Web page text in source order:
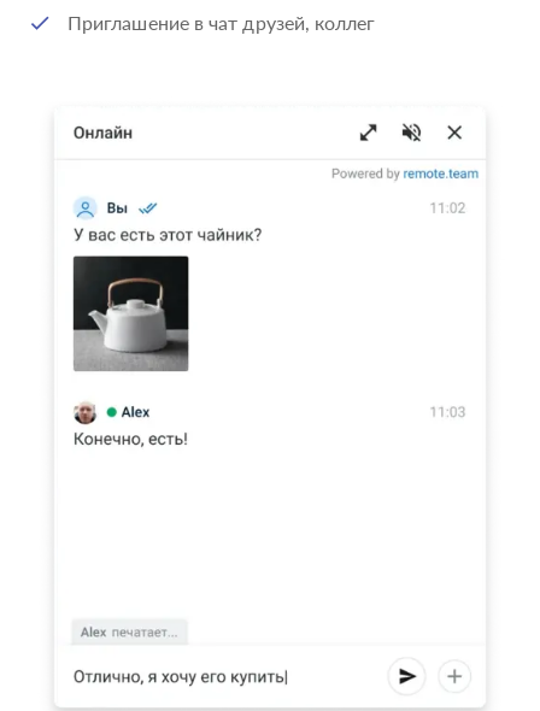
Приглашение в чат друзей, коллег